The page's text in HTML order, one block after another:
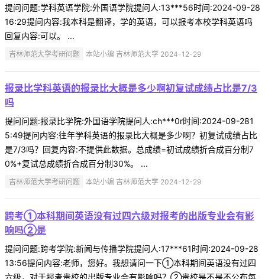
提问问题:学科英语学院:外国语学院提问人:13***56时间:2024-09-28
16:29提问内容:我本科是翻译，学的英语，可以报考本校学科英语吗
回复内容:可以。 ...
吉林师范大学考研问题 本站小编 吉林师范大学 2024-12-29
报录比学科英语的报录比大概是多少啊初复试成绩占比是7/3
吗
提问问题:报录比学院:外国语学院提问人:ch***0r时间:2024-09-281
5:49提问内容:往年学科英语的报录比大概是多少啊？初复试成绩占比
是7/3吗？回复内容:不提供此数据。总成绩=初试成绩折合成百分制7
0%+复试总成绩折合成百分制30%。 ...
吉林师范大学考研问题 本站小编 吉林师范大学 2024-12-29
跨考①本科期间英语没有过四六级对报考的出版专业会有影
响吗②是
提问问题:跨考学院:新闻与传播学院提问人:17***61时间:2024-09-28
13:56提问内容:老师，您好。我想请问一下①本科期间英语没有过四
六级，对于报考贵校的出版专业会有影响吗？②贵校是不是不公布每